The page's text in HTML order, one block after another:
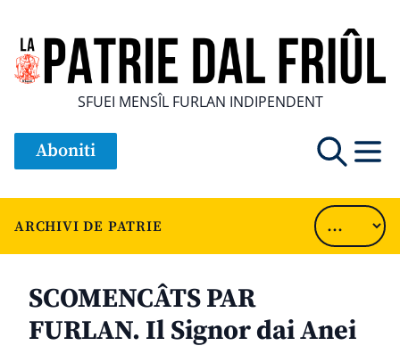
SFUEI MENSÎL FURLAN INDIPENDENT
Aboniti
ARCHIVI DE PATRIE
SCOMENCÂTS PAR
FURLAN. Il Signor dai Anei